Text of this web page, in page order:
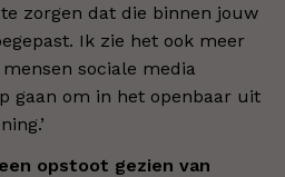
zorgen dat die binnen jouw
Ik zie het ook meer
sociale media
gaan om in het openbaar uit
opstoot gezien van